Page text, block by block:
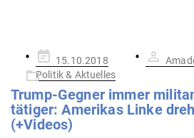
Gepostet
am
15.10.2018
Politik & Aktuelles
Trump-Gegner immer
tä­tiger: Ame­rikas Linke
(+Videos)